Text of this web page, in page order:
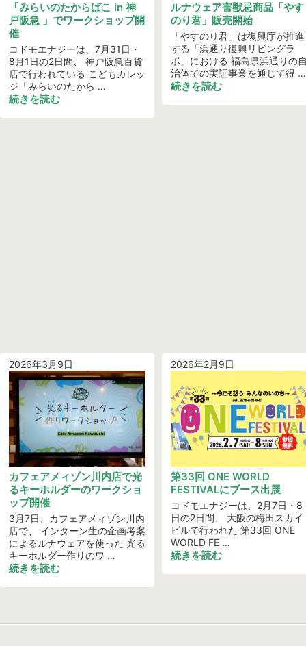
「みらいのたからばこ in 神
戸阪急 」でワークショップ開
催
コドモエナジーは、7月31日・
8月1日の2日間、 神戸阪急百貨
店で行われている こどもカレッ
ジ「みらいのたから …
続きを読む
ルナウェア害獣忌商品「やす
のり君」販売開始
「やすのり君」は復興庁が推進
する「浜通り復興リビングラ
ボ」における 福島県浜通りの
治体での実証事業を通じて得 …
続きを読む
2026年3月9日
カフェアメィゾン川内店で光
るキーホルダーのワークショ
ップ開催
3月7日、カフェアメィゾン川内
店で、 インターン生の企画考案
によるルナウェアを使った 光る
キーホルダー作りのワ …
続きを読む
2026年2月9日
第33回 ONE WORLD
FESTIVALにブース出展
コドモエナジーは、2月7日・8
日の2日間、 大阪の梅田スカイ
ビルで行われた 第33回 ONE
WORLD FE …
続きを読む